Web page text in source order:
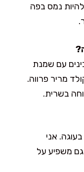
נמס בפה
עם שמנת
מריר פרווה.
בשרית.
כוס סוכר בעוגה. אני
משפיע על